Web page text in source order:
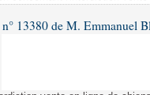
13380 de M. Emmanuel